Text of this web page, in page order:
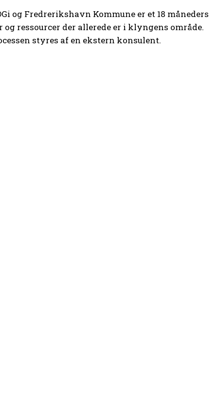
og Fredrerikshavn Kommune er et 18 måneders
ressourcer der allerede er i klyngens område.
styres af en ekstern konsulent.